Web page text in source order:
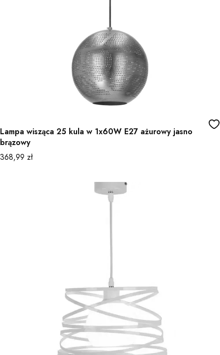
Lampa wisząca 25 kula w 1x60W E27 ażurowy jasno
brązowy
Cena
368,99 zł